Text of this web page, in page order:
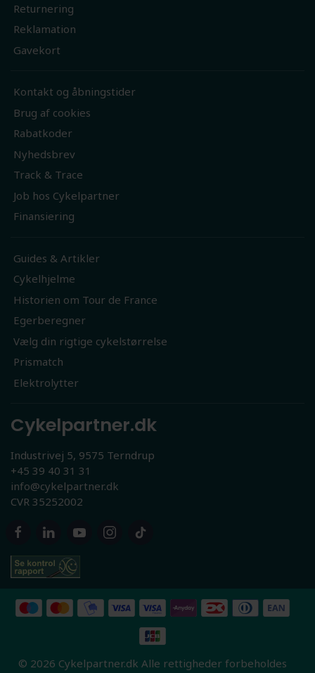
Returnering
Reklamation
Gavekort
Kontakt og åbningstider
Brug af cookies
Rabatkoder
Nyhedsbrev
Track & Trace
Job hos Cykelpartner
Finansiering
Guides & Artikler
Cykelhjelme
Historien om Tour de France
Egerberegner
Vælg din rigtige cykelstørrelse
Prismatch
Elektrolytter
Cykelpartner.dk
Industrivej 5, 9575 Terndrup
+45 39 40 31 31
info@cykelpartner.dk
CVR 35252002
© 2026 Cykelpartner.dk Alle rettigheder forbeholdes